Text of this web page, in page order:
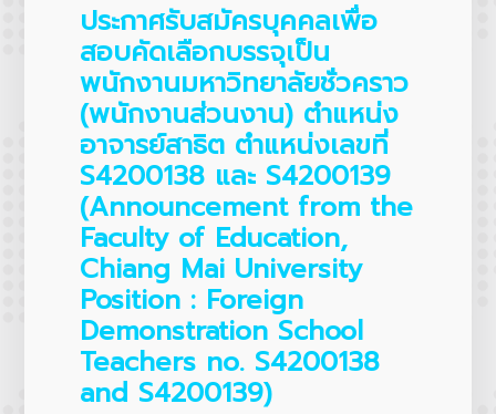
ประกาศรับสมัครบุคคลเพื่อ
สอบคัดเลือกบรรจุเป็น
พนักงานมหาวิทยาลัยชั่วคราว
(พนักงานส่วนงาน) ตำแหน่ง
อาจารย์สาธิต ตำแหน่งเลขที่
S4200138 และ S4200139
(Announcement from the
Faculty of Education,
Chiang Mai University
Position : Foreign
Demonstration School
Teachers no. S4200138
and S4200139)